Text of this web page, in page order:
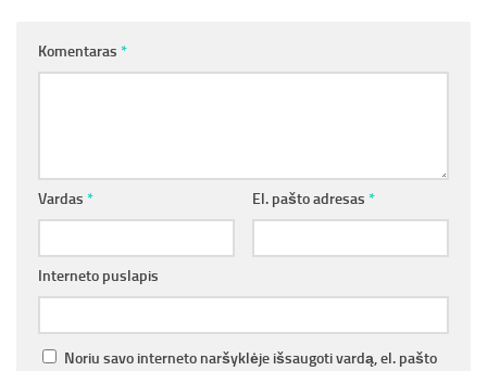
Komentaras *
Vardas * El. pašto adresas *
Interneto puslapis
Noriu savo interneto naršyklėje išsaugoti vardą, el. pašto